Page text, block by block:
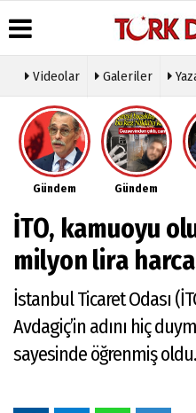
Üye Paneli
Haber
Arşivi
Gazete
Arşivi
Günün
Haberleri
Hava
Durumu
Gazete
Manşetleri
Anketler
Biyografiler
Videolar Galeriler
Gündem Gündem
İTO, kamuoyu
milyon lira
İstanbul Ticaret Odası
Avdagiç’in adını hiç
sayesinde öğrenmiş oldu.